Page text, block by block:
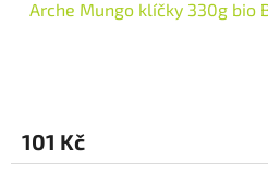
Arche Mungo klíčky 330g bio
101 Kč